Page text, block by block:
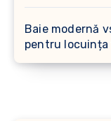
Baie modernă
pentru locuința